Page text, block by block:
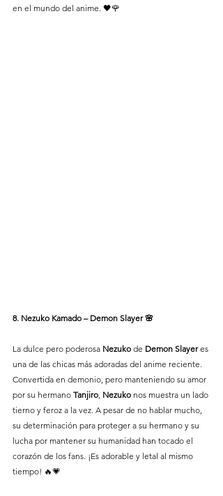
en el mundo del anime. 🖤🌹
8. Nezuko Kamado – Demon Slayer 🌸
La dulce pero poderosa Nezuko de Demon Slayer es
una de las chicas más adoradas del anime reciente.
Convertida en demonio, pero manteniendo su amor
por su hermano Tanjiro, Nezuko nos muestra un lado
tierno y feroz a la vez. A pesar de no hablar mucho,
su determinación para proteger a su hermano y su
lucha por mantener su humanidad han tocado el
corazón de los fans. ¡Es adorable y letal al mismo
tiempo! 🔥💗